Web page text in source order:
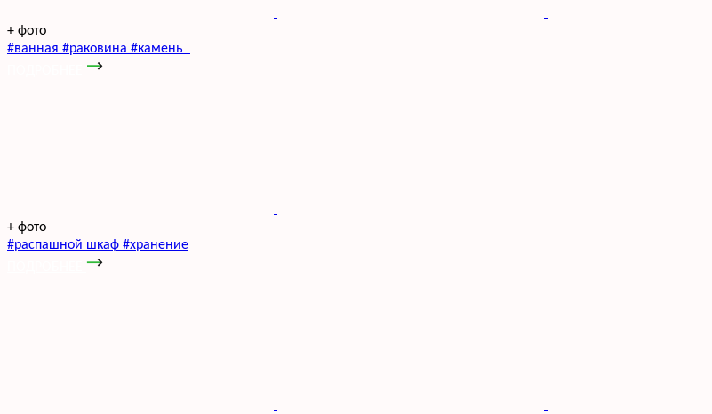
+ фото
#ванная #раковина #камень
+ фото
#распашной шкаф #хранение